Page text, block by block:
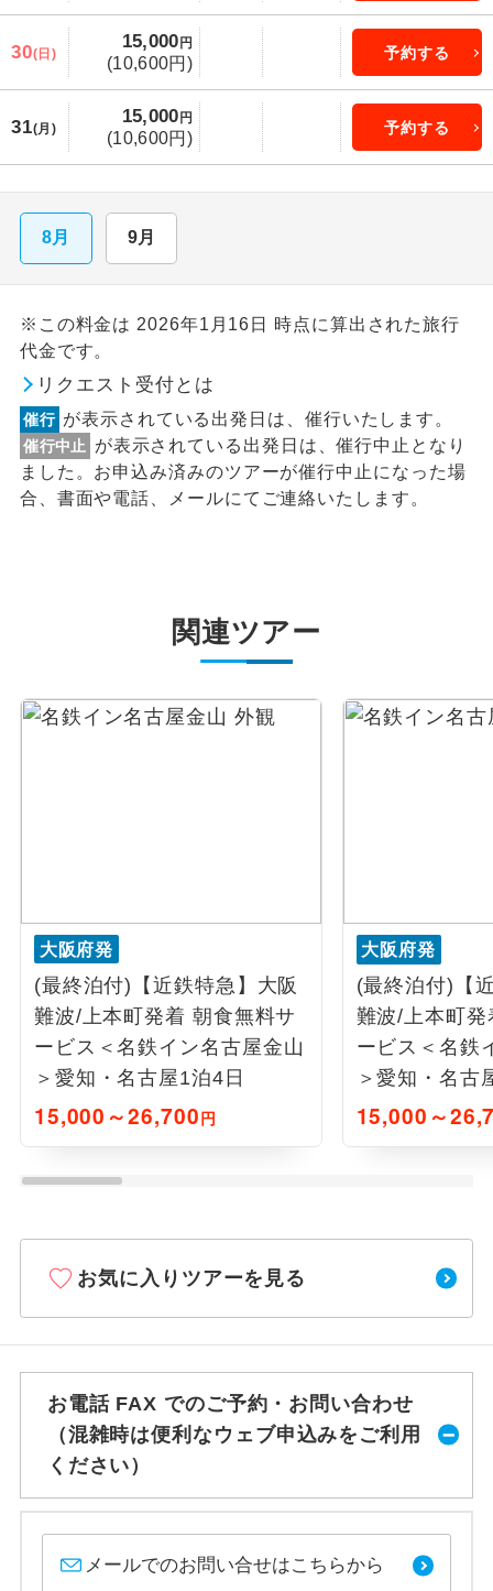
30(日)
15,000 円
(10,600円)
予約する
31(月)
15,000 円
(10,600円)
予約する
8月 9月
※この料金は 2026年1月16日 時点に算出された旅行
代金です。
リクエスト受付とは
催行 が表示されている出発日は、催行いたします。
催行中止
が表示されている出発日は、催行中止となり
ました。お申込み済みのツアーが催行中止になった場
合、書面や電話、メールにてご連絡いたします。
関連ツアー
大阪府発
(最終泊付)【近鉄特急】大阪
難波/上本町発着 朝食無料サ
ービス＜名鉄イン名古屋金山
＞愛知・名古屋1泊4日
15,000～26,700円
大阪府発
(最終泊付)【
難波/上本町
ービス＜名鉄
＞愛知・名古
15,000～
お気に入りツアーを見る
お電話 FAX でのご予約・お問い合わせ
（混雑時は便利なウェブ申込みをご利用
ください）
メールでのお問い合せはこちらから